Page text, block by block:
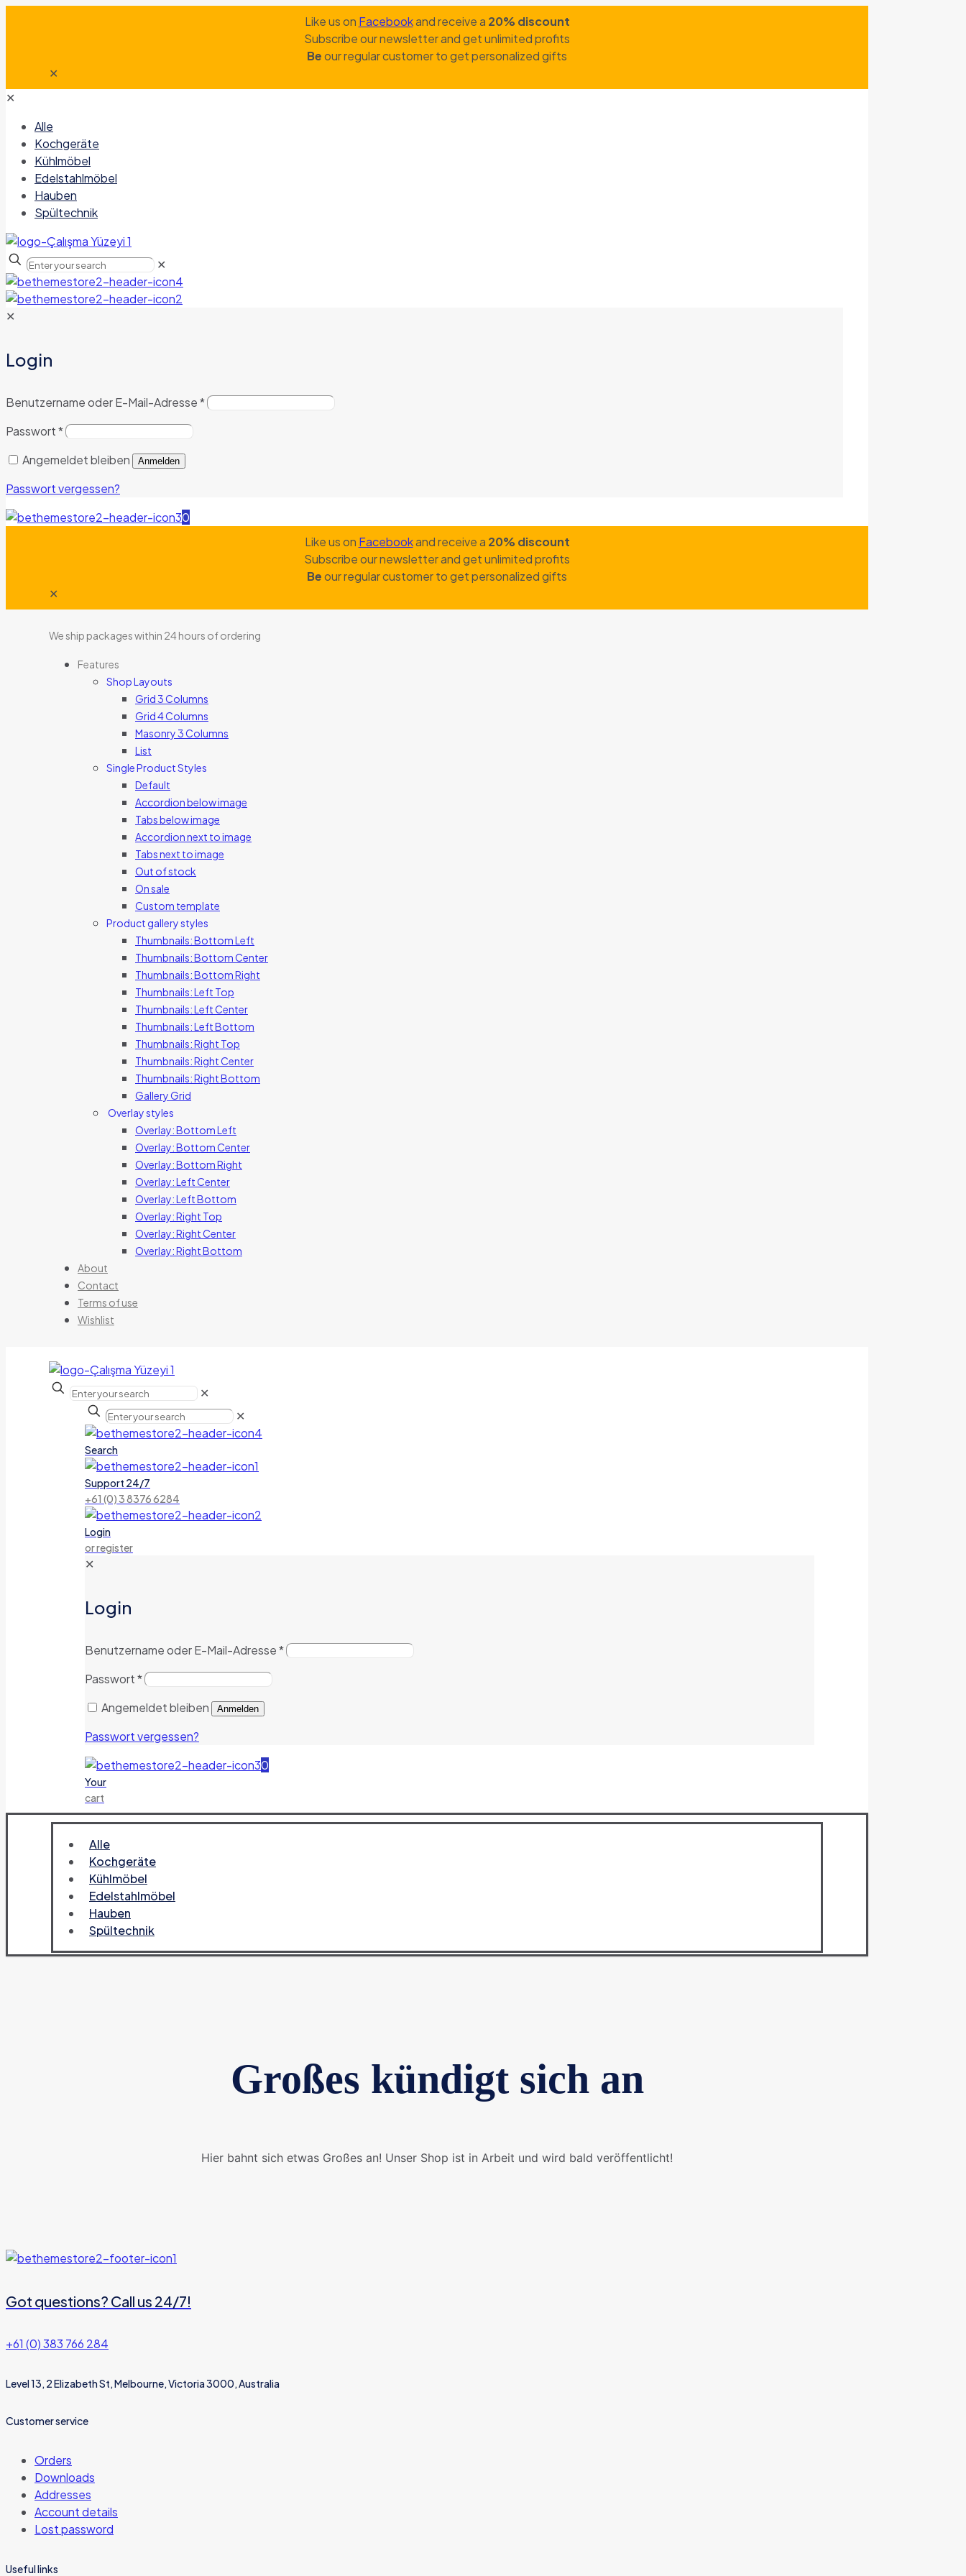
Like us on Facebookand receive a 20% discount
Subscribe our newsletter and get unlimited profits
Beour regular customer to get personalized gifts
✕
✕
Alle
Kochgeräte
Kühlmöbel
Edelstahlmöbel
Hauben
Spültechnik
✕
✕
Login
Benutzername oder E-Mail-Adresse*
Passwort*
Angemeldet bleiben
Anmelden
Passwort vergessen?
0
Like us on Facebookand receive a 20% discount
Subscribe our newsletter and get unlimited profits
Beour regular customer to get personalized gifts
✕
We ship packages within 24 hours of ordering
Features
Shop Layouts
Grid 3 Columns
Grid 4 Columns
Masonry 3 Columns
List
Single Product Styles
Default
Accordion below image
Tabs below image
Accordion next to image
Tabs next to image
Out of stock
On sale
Custom template
Product gallery styles
Thumbnails: Bottom Left
Thumbnails: Bottom Center
Thumbnails: Bottom Right
Thumbnails: Left Top
Thumbnails: Left Center
Thumbnails: Left Bottom
Thumbnails: Right Top
Thumbnails: Right Center
Thumbnails: Right Bottom
Gallery Grid
Overlay styles
Overlay: Bottom Left
Overlay: Bottom Center
Overlay: Bottom Right
Overlay: Left Center
Overlay: Left Bottom
Overlay: Right Top
Overlay: Right Center
Overlay: Right Bottom
About
Contact
Terms of use
Wishlist
✕
✕
Search
Support 24/7
+61 (0) 3 8376 6284
Login
or register
✕
Login
Benutzername oder E-Mail-Adresse*
Passwort*
Angemeldet bleiben
Anmelden
Passwort vergessen?
0
Your
cart
Alle
Kochgeräte
Kühlmöbel
Edelstahlmöbel
Hauben
Spültechnik
Großes kündigt sich an
Hier bahnt sich etwas Großes an! Unser Shop ist in Arbeit und wird bald veröffentlicht!
Got questions? Call us 24/7!
+61 (0) 383 766 284
Level 13, 2 Elizabeth St, Melbourne, Victoria 3000, Australia
Customer service
Orders
Downloads
Addresses
Account details
Lost password
Useful links